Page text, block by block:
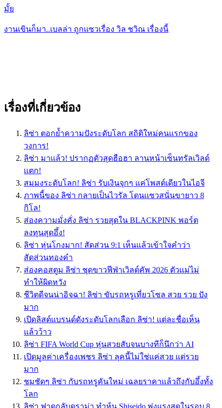
มั้ย
งานเขินก็มา..เบลล่า ถูกแซวเรื่อง วิล ชวิณ เรื่องนี้
เรื่องที่เกี่ยวข้อง
ลิซ่า ตอกย้ำความปังระดับโลก สถิติใหม่คนเเรกของ
วงการ!
ลิซ่า มาเเล้ว! ปรากฏตัวสุดฮือฮา ลานหน้าเซ็นทรัลเวิลด์
เเตก!
สมมงระดับโลก! ลิซ่า รับเงินจุกๆ เเค่โพสต์เดียวในไอจี
ภาพนี้ของ ลิซ่า กลายเป็นไวรัล โดนเเซวสนั่นขายาว 8
กิโล!
ส่องความมั่งคั่ง ลิซ่า รวยสุดใน BLACKPINK พอร์ต
ลงทุนสุดอึ้ง!
ลิซ่า หุ่นโกงมาก! สัดส่วน 9:1 เห็นแล้วเข้าใจคำว่า
สัดส่วนทองคำ
ส่องคอสตูม ลิซ่า ชุดขาวฟีฟ่าเวิลด์คัพ 2026 ตัวเเม่ไม่
ทำให้ผิดหวัง
ชีวิตดีจนน่าอิจฉา! ลิซ่า ขับรถหรูเที่ยวโซล สวย รวย ปัง
มาก
เปิดลิสต์แบรนด์ดังระดับโลกเลือก ลิซ่า! แต่ละชื่อเห็น
แล้วว้าว
ลิซ่า FIFA World Cup หุ่นสวยสับจนบางทีก็นึกว่า AI
เปิดมูลค่าเครื่องเพชร ลิซ่า ลุคนี้ไม่ใช่แค่สวย แต่รวย
มาก
ชมชัดๆ ลิซ่า กับรถหรูคันใหม่ เฉลยราคาเเล้วถึงกับอึ้งทั้ง
โลก